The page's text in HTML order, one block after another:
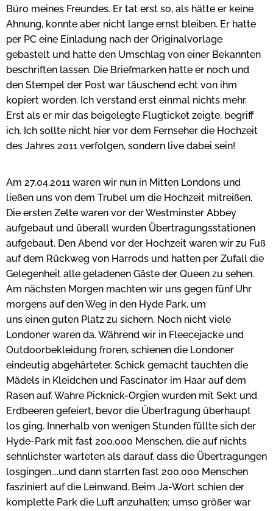
Büro meines Freundes. Er tat erst so, als hätte er keine
Ahnung, konnte aber nicht lange ernst bleiben. Er hatte
per PC eine Einladung nach der Originalvorlage
gebastelt und hatte den Umschlag von einer Bekannten
beschriften lassen. Die Briefmarken hatte er noch und
den Stempel der Post war täuschend echt von ihm
kopiert worden. Ich verstand erst einmal nichts mehr.
Erst als er mir das beigelegte Flugticket zeigte, begriff
ich. Ich sollte nicht hier vor dem Fernseher die Hochzeit
des Jahres 2011 verfolgen, sondern live dabei sein!
Am 27.04.2011 waren wir nun in Mitten Londons und
ließen uns von dem Trubel um die Hochzeit mitreißen.
Die ersten Zelte waren vor der Westminster Abbey
aufgebaut und überall wurden Übertragungsstationen
aufgebaut. Den Abend vor der Hochzeit waren wir zu Fuß
auf dem Rückweg von Harrods und hatten per Zufall die
Gelegenheit alle geladenen Gäste der Queen zu sehen.
Am nächsten Morgen machten wir uns gegen fünf Uhr
morgens auf den Weg in den Hyde Park, um
uns einen guten Platz zu sichern. Noch nicht viele
Londoner waren da. Während wir in Fleecejacke und
Outdoorbekleidung froren, schienen die Londoner
eindeutig abgehärteter. Schick gemacht tauchten die
Mädels in Kleidchen und Fascinator im Haar auf dem
Rasen auf. Wahre Picknick-Orgien wurden mit Sekt und
Erdbeeren gefeiert, bevor die Übertragung überhaupt
los ging. Innerhalb von wenigen Stunden füllte sich der
Hyde-Park mit fast 200.000 Menschen, die auf nichts
sehnlichster warteten als darauf, dass die Übertragungen
losgingen....und dann starrten fast 200.000 Menschen
fasziniert auf die Leinwand. Beim Ja-Wort schien der
komplette Park die Luft anzuhalten; umso größer war